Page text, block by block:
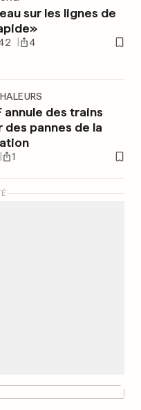
sur les lignes de
4
annule des trains
des pannes de la
1